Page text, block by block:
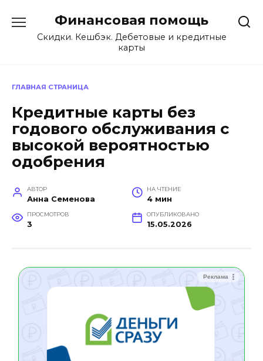
содержанию
Финансовая помощь
Скидки. Кешбэк. Дебетовые и кредитные
карты
ГЛАВНАЯ СТРАНИЦА
Кредитные карты без
годового обслуживания с
высокой вероятностью
одобрения
АВТОР
Анна Семенова
НА ЧТЕНИЕ
4 мин
ПРОСМОТРОВ
3
ОПУБЛИКОВАНО
15.05.2026
Реклама